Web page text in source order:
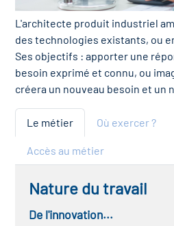
L'architecte produit industriel
des technologies existants, ou
Ses objectifs : apporter une
besoin exprimé et connu, ou
créera un nouveau besoin et un
Le métier Où exercer ?
Accès au métier
Nature du travail
De l'innovation...